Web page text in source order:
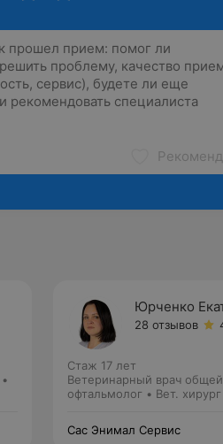
Юрченко
28 отзывов
Стаж 17 лет
Ветеринарный врач общей
офтальмолог • Вет. хирург
Сас Энимал Сервис